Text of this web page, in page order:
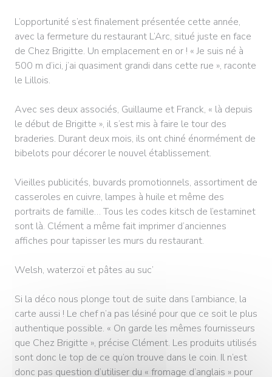
L’opportunité s’est finalement présentée cette année,
avec la fermeture du restaurant L’Arc, situé juste en face
de Chez Brigitte. Un emplacement en or ! « Je suis né à
500 m d’ici, j’ai quasiment grandi dans cette rue », raconte
le Lillois.
Avec ses deux associés, Guillaume et Franck, « là depuis
le début de Brigitte », il s’est mis à faire le tour des
braderies. Durant deux mois, ils ont chiné énormément de
bibelots pour décorer le nouvel établissement.
Vieilles publicités, buvards promotionnels, assortiment de
casseroles en cuivre, lampes à huile et même des
portraits de famille… Tous les codes kitsch de l’estaminet
sont là. Clément a même fait imprimer d’anciennes
affiches pour tapisser les murs du restaurant.
Welsh, waterzoï et pâtes au suc’
Si la déco nous plonge tout de suite dans l’ambiance, la
carte aussi ! Le chef n’a pas lésiné pour que ce soit le plus
authentique possible. « On garde les mêmes fournisseurs
que Chez Brigitte », précise Clément. Les produits utilisés
sont donc le top de ce qu’on trouve dans le coin. Il n’est
donc pas question d’utiliser du « fromage d’anglais » pour